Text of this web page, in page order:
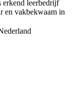
erkend leerbedrijf
en vakbekwaam in